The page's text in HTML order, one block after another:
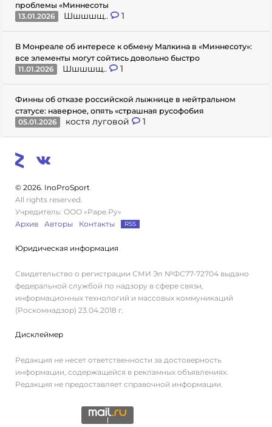
проблемы «Миннесоты
13.01.2026
Шшшшщ.. 1
В Монреале об интересе к обмену Малкина в «Миннесоту»:
все элементы могут сойтись довольно быстро
11.01.2026
Шшшшщ.. 1
Финны об отказе российской лыжнице в нейтральном
статусе: наверное, опять «страшная русофобия
05.01.2026
костя луговой 1
© 2026. InoProSport
All rights reserved.
Учредитель: ООО «Раре.Ру»
Архив
Авторы Контакты RSS
Юридическая информация
Свидетельство о регистрации СМИ Эл №ФС77-72704 выдано
федеральной службой по надзору в сфере связи,
информационных технологий и массовых коммуникаций
(Роскомнадзор) 23.04.2018 г.
Дисклеймер
Редакция не несет ответственности за достоверность
информации, содержащейся в рекламных объявлениях.
Редакция не предоставляет справочной информации.